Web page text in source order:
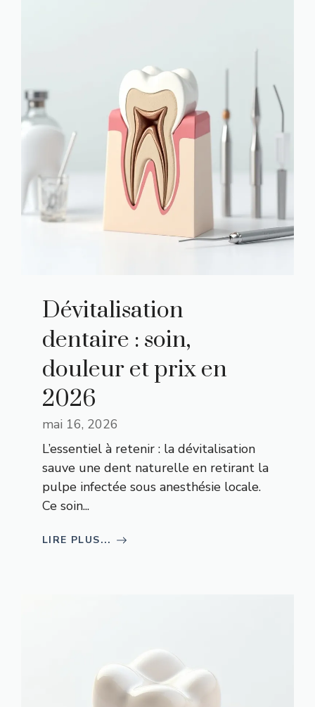
Dévitalisation
dentaire : soin,
douleur et prix en
2026
mai 16, 2026
L’essentiel à retenir : la dévitalisation
sauve une dent naturelle en retirant la
pulpe infectée sous anesthésie locale.
Ce soin...
LIRE PLUS...